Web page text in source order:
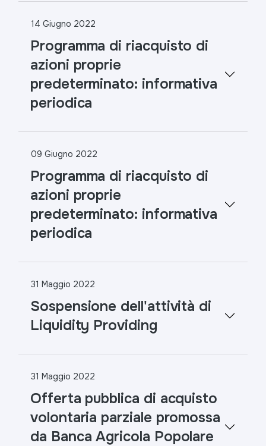
14 Giugno 2022
Programma di riacquisto di
azioni proprie
predeterminato: informativa
periodica
09 Giugno 2022
Programma di riacquisto di
azioni proprie
predeterminato: informativa
periodica
31 Maggio 2022
Sospensione dell'attività di
Liquidity Providing
31 Maggio 2022
Offerta pubblica di acquisto
volontaria parziale promossa
da Banca Agricola Popolare